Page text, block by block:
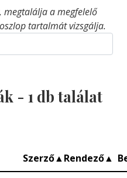
megtalálja a megfelelő
tartalmát vizsgálja.
- 1 db találat
Szerző▲Rendező▲